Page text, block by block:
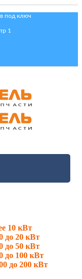
под ключ
1
10 кВт
до 20 кВт
до 50 кВт
до 100 кВт
до 200 кВт